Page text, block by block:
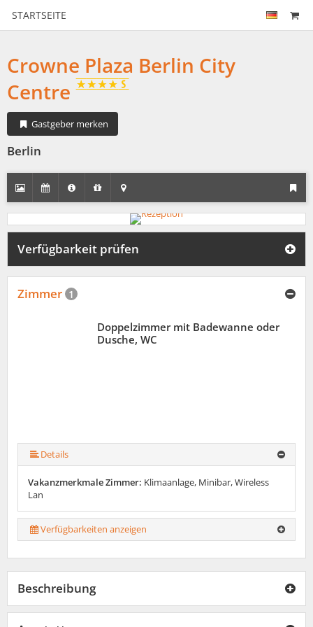
STARTSEITE
Crowne Plaza Berlin City
Centre
Gastgeber merken
Berlin
Verfügbarkeit prüfen
Zimmer 1
Doppelzimmer mit Badewanne oder
Dusche, WC
Details
Vakanzmerkmale Zimmer: Klimaanlage, Minibar, Wireless
Lan
Verfügbarkeiten anzeigen
Beschreibung